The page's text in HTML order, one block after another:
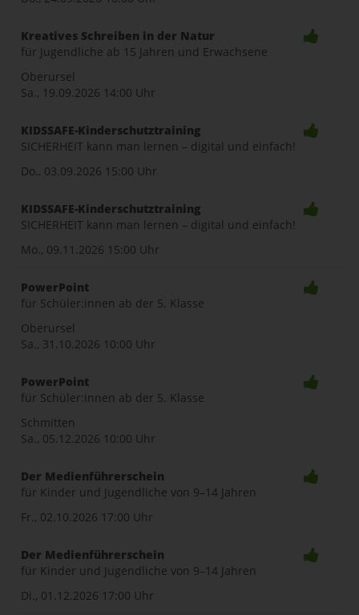
Kreatives Schreiben in der Natur
für Jugendliche ab 15 Jahren und Erwachsene
Oberursel
Sa., 19.09.2026 14:00 Uhr
KIDSSAFE-Kinderschutztraining
SICHERHEIT kann man lernen – digital und einfach!
Do., 03.09.2026 15:00 Uhr
KIDSSAFE-Kinderschutztraining
SICHERHEIT kann man lernen – digital und einfach!
Mo., 09.11.2026 15:00 Uhr
PowerPoint
für Schüler:innen ab der 5. Klasse
Oberursel
Sa., 31.10.2026 10:00 Uhr
PowerPoint
für Schüler:innen ab der 5. Klasse
Schmitten
Sa., 05.12.2026 10:00 Uhr
Der Medienführerschein
für Kinder und Jugendliche von 9–14 Jahren
Fr., 02.10.2026 17:00 Uhr
Der Medienführerschein
für Kinder und Jugendliche von 9–14 Jahren
Di., 01.12.2026 17:00 Uhr